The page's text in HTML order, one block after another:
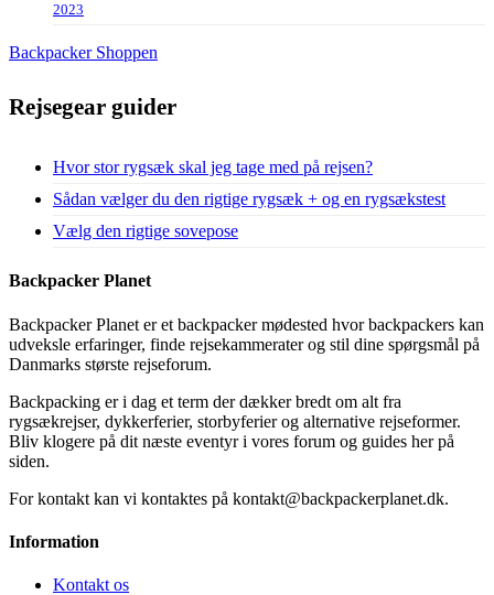
2023
Backpacker Shoppen
Rejsegear guider
Hvor stor rygsæk skal jeg tage med på rejsen?
Sådan vælger du den rigtige rygsæk + og en rygsækstest
Vælg den rigtige sovepose
Backpacker Planet
Backpacker Planet er et backpacker mødested hvor backpackers kan
udveksle erfaringer, finde rejsekammerater og stil dine spørgsmål på
Danmarks største rejseforum.
Backpacking er i dag et term der dækker bredt om alt fra
rygsækrejser, dykkerferier, storbyferier og alternative rejseformer.
Bliv klogere på dit næste eventyr i vores forum og guides her på
siden.
For kontakt kan vi kontaktes på kontakt@backpackerplanet.dk.
Information
Kontakt os